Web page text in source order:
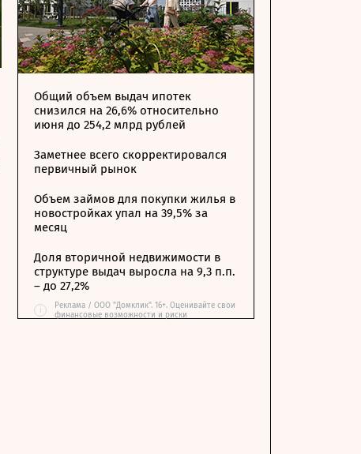
Общий объем выдач ипотек
снизился на 26,6% относительно
июня до 254,2 млрд рублей
Заметнее всего скорректировался
первичный рынок
Объем займов для покупки жилья в
новостройках упал на 39,5% за
месяц
Доля вторичной недвижимости в
структуре выдач выросла на 9,3 п.п.
– до 27,2%
i
Реклама / ООО "Домклик". 16+. Оценивайте свои
финансовые возможности и риски